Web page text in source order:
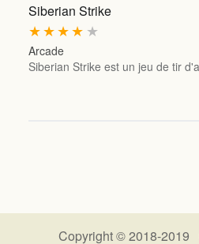
Siberian Strike
★
★
★
★
★
Arcade
Siberian Strike est un jeu de tir
Copyright © 2018-2019